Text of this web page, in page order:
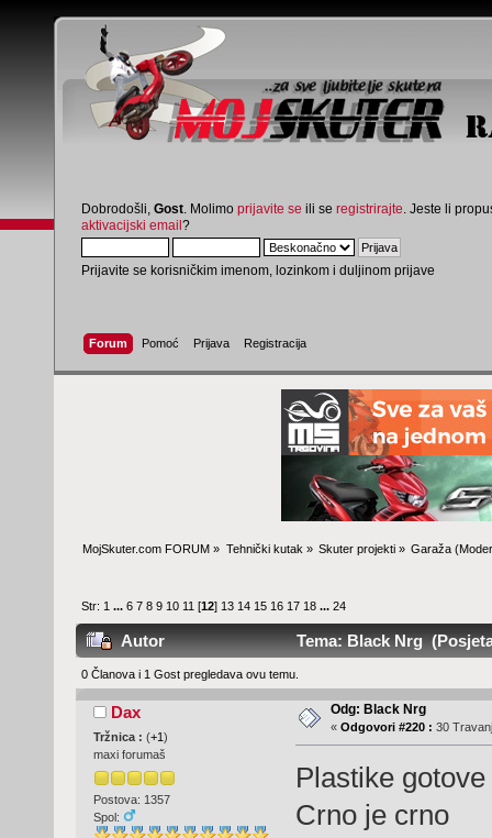
Dobrodošli, Gost . Molimo prijavite se ili se registrirajte . Jeste li
aktivacijski email?
Prijavite se korisničkim imenom, lozinkom i duljinom prijave
Forum Pomoć Prijava Registracija
MojSkuter.com FORUM » Tehnički kutak » Skuter projekti» Garaža
Str: 1 ...6 7 8 9 10 11 [12] 13 14 15 16 17 18 ...24
Autor Tema: Black Nrg
0 Članova i 1 Gost pregledava ovu temu.
Dax
Tržnica : (+1 )
maxi forumaš
Postova: 1357
Spol:
Odg: Black Nrg
« Odgovori #220 : 30
Plastike gotove
Crno je crno